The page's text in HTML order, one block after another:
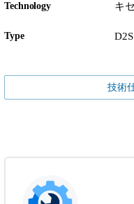
Technology キ
Type D2S
技術